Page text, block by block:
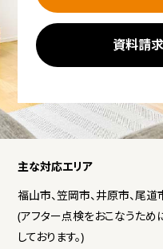
資料請
主な対応エリア
福山市、笠岡市、井原市、尾道
(アフター点検をおこなうため
しております。)